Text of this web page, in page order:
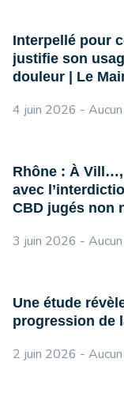
Interpellé pour
justifie son
douleur | Le
4 juin 2026
Rhône : À
avec
CBD jugés non
3 juin 2026
Une étude
progression de
2 juin 2026